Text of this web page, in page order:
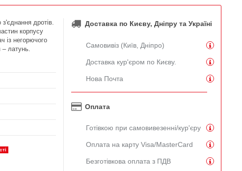
дротів.
корпусу
із негорючого
– латунь.
Доставка по Києву, Дніпру та Україні
Самовивіз (Київ, Дніпро)
Доставка кур'єром по Києву.
Нова Почта
Оплата
Готівкою при самовивезенні/кур'єру
Оплата на карту Visa/MasterCard
Безготівкова оплата з ПДВ